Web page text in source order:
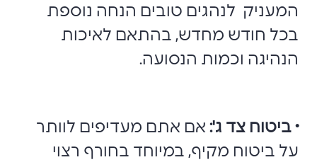
המעניק לנהגים טובים הנחה נוספת
בכל חודש מחדש, בהתאם לאיכות
הנהיגה וכמות הנסועה.
• ביטוח צד ג': אם אתם מעדיפים לוותר
על ביטוח מקיף, במיוחד בחורף רצוי